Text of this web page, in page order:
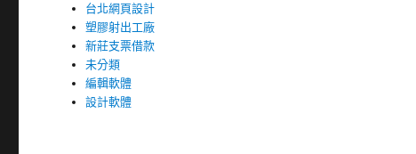
台北網頁設計
塑膠射出工廠
新莊支票借款
未分類
編輯軟體
設計軟體